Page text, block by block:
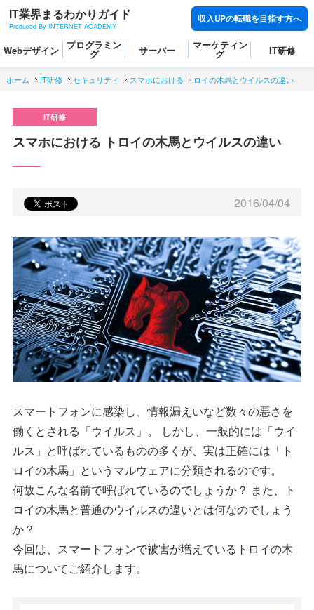
IT業界まるわかりガイド
Produced By INTERNET ACADEMY
収入UPの転職を目指す方へ
Webデザイン プログラミン
グ サーバー マーケティン
グ IT研修
ホーム IT研修 セキュリティ スマホにおける トロイの木馬とウイルスの違い
スマホにおける トロイの木馬とウイルスの違い
2016/04/04
スマートフォンに感染し、情報漏えいなど数々の悪さを
働くとされる「ウイルス」。 しかし、一般的には「ウイ
ルス」と呼ばれているものの多くが、実は正確には「ト
ロイの木馬」というマルウェアに分類されるのです。
何故こんな名前で呼ばれているのでしょうか？ また、ト
ロイの木馬と普通のウイルスの違いとは何なのでしょう
か？
今回は、スマートフォンで被害が増えているトロイの木
馬についてご紹介します。